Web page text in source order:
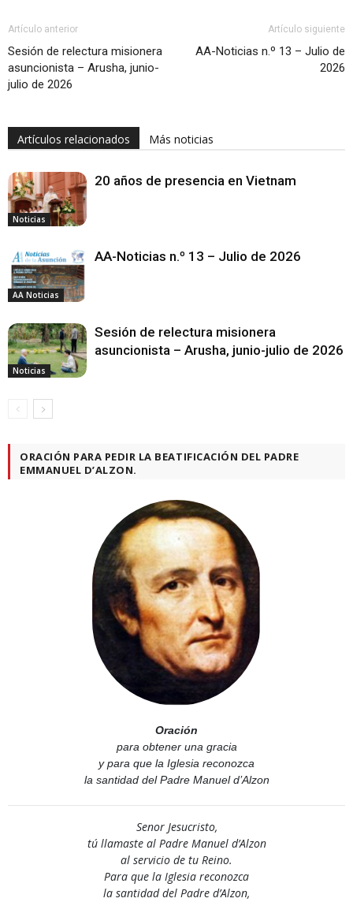
Artículo anterior
Sesión de relectura misionera
asuncionista – Arusha, junio-
julio de 2026
Artículo siguiente
AA-Noticias n.º 13 – Julio de
2026
Artículos relacionados Más noticias
Noticias
20 años de presencia en Vietnam
AA Noticias
AA-Noticias n.º 13 – Julio de 2026
Noticias
Sesión de relectura misionera
asuncionista – Arusha, junio-julio de 2026
ORACIÓN PARA PEDIR LA BEATIFICACIÓN DEL PADRE
EMMANUEL D’ALZON.
Oración
para obtener una gracia
y para que la Iglesia reconozca
la santidad del Padre Manuel d’Alzon
Senor Jesucristo,
tú llamaste al Padre Manuel d’Alzon
al servicio de tu Reino.
Para que la Iglesia reconozca
la santidad del Padre d’Alzon,